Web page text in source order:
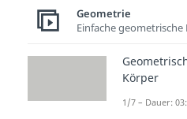
Geometrie
Einfache geometrische
Körper
1/7 – Dauer: